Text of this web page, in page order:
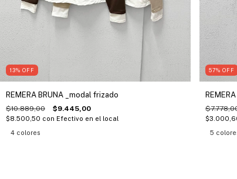
13% OFF
REMERA BRUNA _modal frizado
$10.889,00 $9.445,00
$8.500,50 con Efectivo en el local
4 colores
57% OFF
5